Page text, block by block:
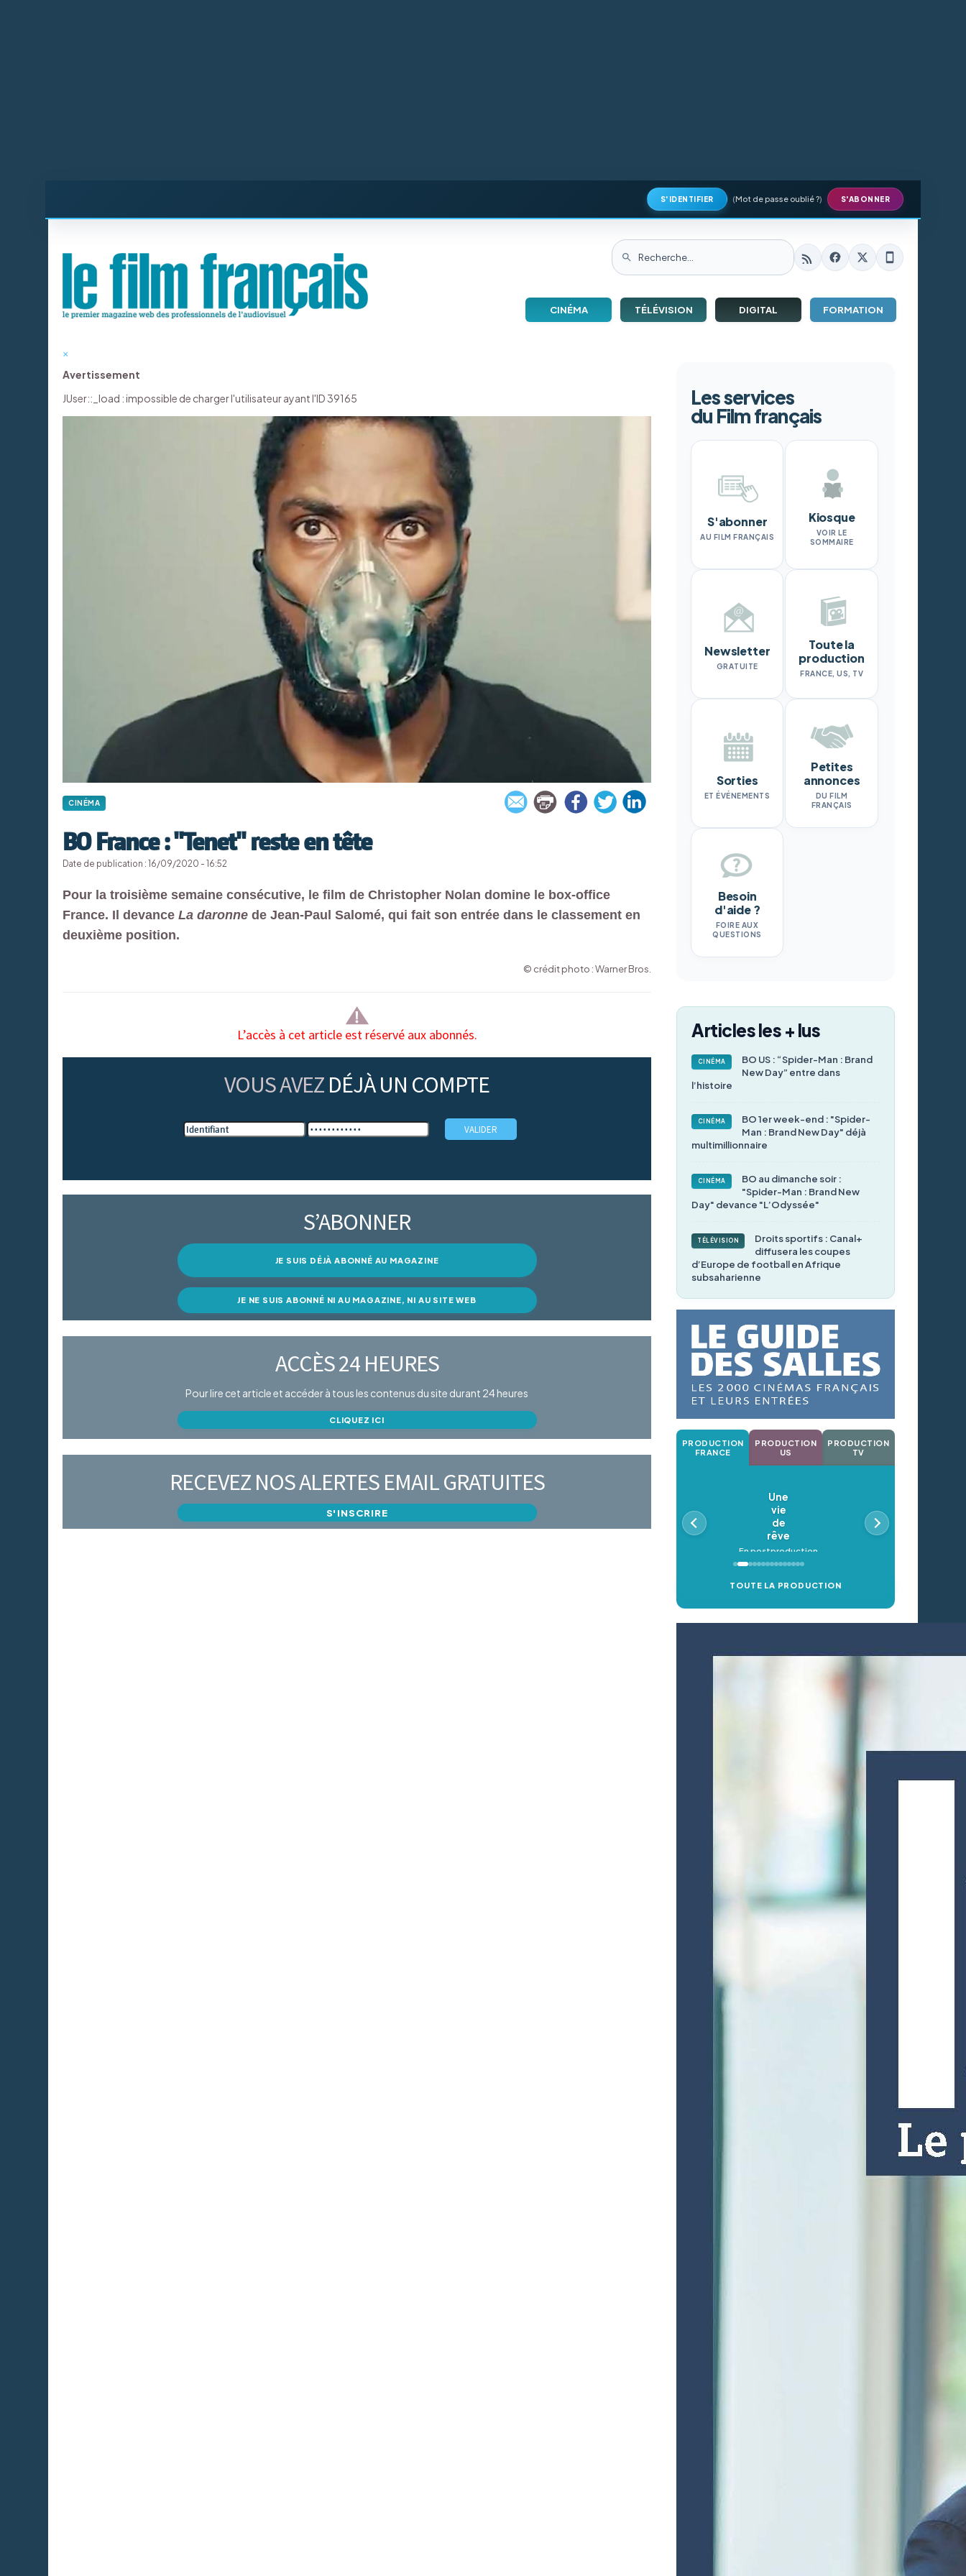
S'IDENTIFIER (Mot de passe oublié ?) S'ABONNER
CINÉMA TÉLÉVISION DIGITAL FORMATION
×
Avertissement
JUser::_load : impossible de charger l'utilisateur ayant l'ID 39165
CINÉMA
BO France : "Tenet" reste en tête
Date de publication : 16/09/2020 - 16:52
Pour la troisième semaine consécutive, le film de Christopher Nolan domine le box-office
France. Il devance La daronne de Jean-Paul Salomé, qui fait son entrée dans le classement en
deuxième position.
© crédit photo : Warner Bros.
L’accès à cet article est réservé aux abonnés.
VOUS AVEZ DÉJÀ UN COMPTE
S’ABONNER
JE SUIS DÉJÀ ABONNÉ AU MAGAZINE
JE NE SUIS ABONNÉ NI AU MAGAZINE, NI AU SITE WEB
ACCÈS 24 HEURES
Pour lire cet article et accéder à tous les contenus du site durant 24 heures
CLIQUEZ ICI
RECEVEZ NOS ALERTES EMAIL GRATUITES
S'INSCRIRE
Les services
du Film français
S'abonner
AU FILM FRANÇAIS
Kiosque
VOIR LE
SOMMAIRE
Newsletter
GRATUITE
Toute la
production
FRANCE, US, TV
Sorties
ET ÉVÉNEMENTS
Petites
annonces
DU FILM
FRANÇAIS
Besoin
d'aide ?
FOIRE AUX
QUESTIONS
Articles les + lus
CINÉMA
BO US : “Spider-Man : Brand
New Day” entre dans
l’histoire
CINÉMA
BO 1er week-end : "Spider-
Man : Brand New Day" déjà
multimillionnaire
CINÉMA
BO au dimanche soir :
"Spider-Man : Brand New
Day" devance "L’Odyssée"
TÉLÉVISION
Droits sportifs : Canal+
diffusera les coupes
d’Europe de football en Afrique
subsaharienne
PRODUCTION
FRANCE
PRODUCTION
US
PRODUCTION
TV
Une
vie
de
rêve
En postproduction
TOUTE LA PRODUCTION